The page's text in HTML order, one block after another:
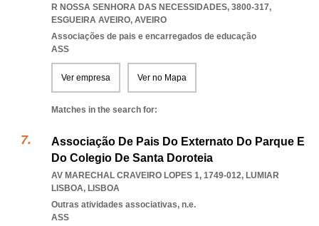
R NOSSA SENHORA DAS NECESSIDADES, 3800-317,
ESGUEIRA AVEIRO, AVEIRO
Associações de pais e encarregados de educação
ASS
Ver empresa Ver no Mapa
Matches in the search for:
Associação De Pais Do Externato Do Parque E
Do Colegio De Santa Doroteia
AV MARECHAL CRAVEIRO LOPES 1, 1749-012, LUMIAR
LISBOA, LISBOA
Outras atividades associativas, n.e.
ASS